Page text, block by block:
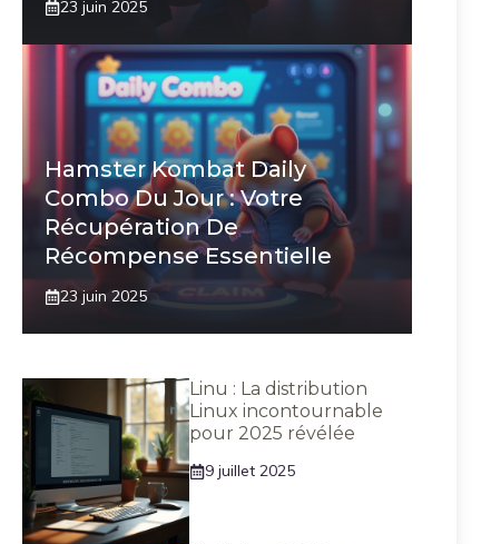
23 juin 2025
Hamster Kombat Daily
Combo Du Jour : Votre
Récupération De
Récompense Essentielle
23 juin 2025
Linu : La distribution
Linux incontournable
pour 2025 révélée
9 juillet 2025